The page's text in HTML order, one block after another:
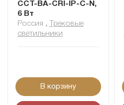
CCT-BA-CRI-IP-C-N,
6 Вт
Россия ,
Трековые
светильники
В корзину